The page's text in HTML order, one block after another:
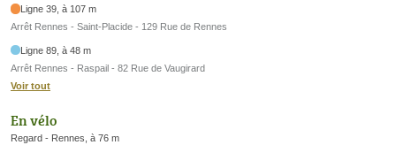
Ligne 39, à 107 m
Arrêt Rennes - Saint-Placide - 129 Rue de Rennes
Ligne 89, à 48 m
Arrêt Rennes - Raspail - 82 Rue de Vaugirard
Voir tout
En vélo
Regard - Rennes, à 76 m